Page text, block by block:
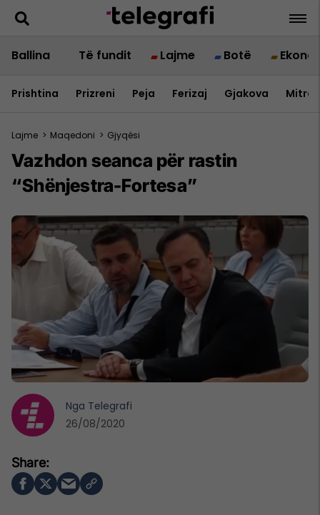
Ballina Të fundit Lajme Botë
Prishtina Prizreni Peja Ferizaj Gjakova
Lajme > Maqedoni > Gjyqësi
Vazhdon seanca për rastin
“Shënjestra-Fortesa”
Nga Telegrafi
26/08/2020